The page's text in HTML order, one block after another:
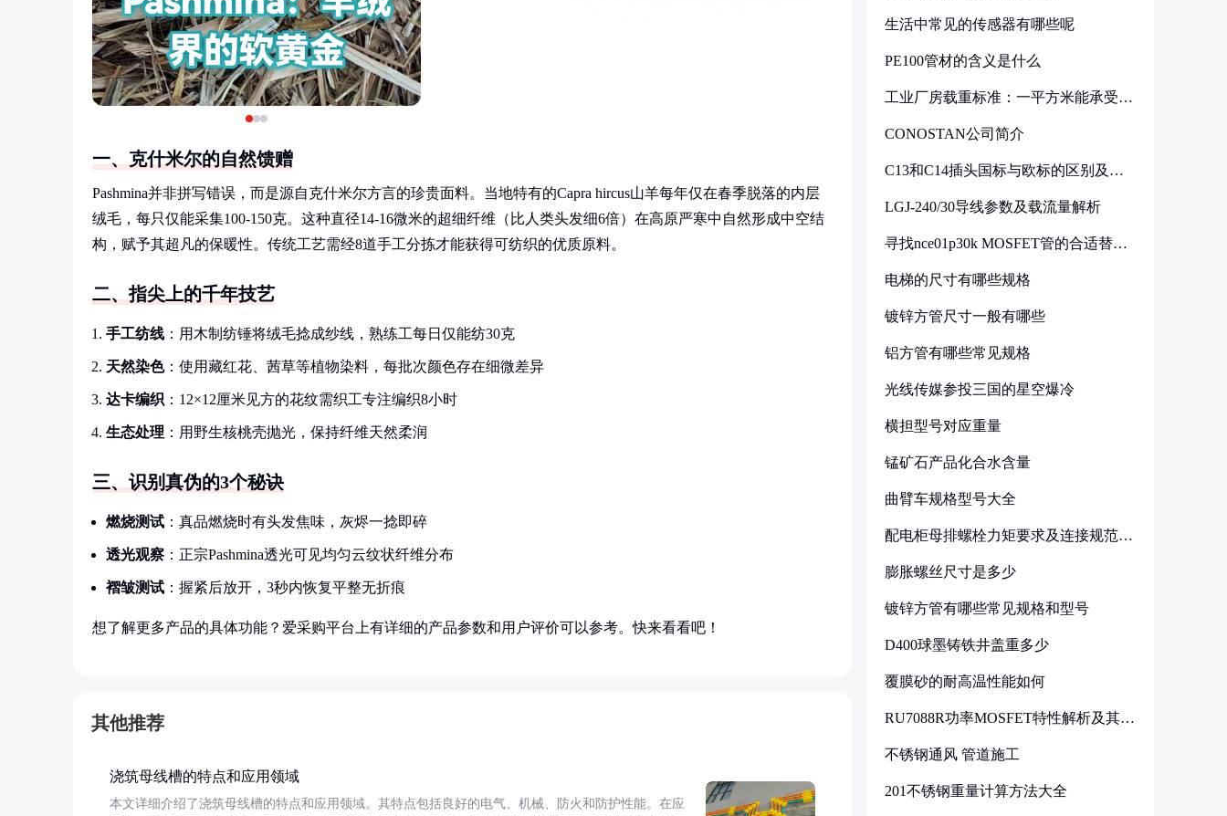
一、克什米尔的自然馈赠
Pashmina并非拼写错误，而是源自克什米尔方言的珍贵面料。当地特有的Capra hircus山羊每年仅在春季脱落的内层
绒毛，每只仅能采集100-150克。这种直径14-16微米的超细纤维（比人类头发细6倍）在高原严寒中自然形成中空结
构，赋予其超凡的保暖性。传统工艺需经8道手工分拣才能获得可纺织的优质原料。
二、指尖上的千年技艺
手工纺线 ：用木制纺锤将绒毛捻成纱线，熟练工每日仅能纺30克
天然染色：使用藏红花、茜草等植物染料，每批次颜色存在细微差异
达卡编织 ：12×12厘米见方的花纹需织工专注编织8小时
生态处理 ：用野生核桃壳抛光，保持纤维天然柔润
三、识别真伪的3个秘诀
燃烧测试 ：真品燃烧时有头发焦味，灰烬一捻即碎
透光观察 ：正宗Pashmina透光可见均匀云纹状纤维分布
褶皱测试 ：握紧后放开，3秒内恢复平整无折痕
想了解更多产品的具体功能？爱采购平台上有详细的产品参数和用户评价可以参考。快来看看吧！
其他推荐
浇筑母线槽的特点和应用领域
本文详细介绍了浇筑母线槽的特点和应用领域。其特点包括良好的电气、机械、防火和防护性能。在应
生活中常见的传感器有哪些呢
PE100管材的含义是什么
工业厂房载重标准：一平方米能承受多
CONOSTAN公司简介
C13和C14插头国标与欧标的区别及其
LGJ-240/30导线参数及载流量解析
寻找nce01p30k MOSFET管的合适替代
电梯的尺寸有哪些规格
镀锌方管尺寸一般有哪些
铝方管有哪些常见规格
光线传媒参投三国的星空爆冷
横担型号对应重量
锰矿石产品化合水含量
曲臂车规格型号大全
配电柜母排螺栓力矩要求及连接规范详
膨胀螺丝尺寸是多少
镀锌方管有哪些常见规格和型号
D400球墨铸铁井盖重多少
覆膜砂的耐高温性能如何
RU7088R功率MOSFET特性解析及其在
不锈钢通风 管道施工
201不锈钢重量计算方法大全